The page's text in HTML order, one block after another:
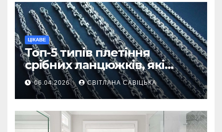
ЦІКАВЕ
Топ-5 типів плетіння
срібних ланцюжків, які
вважаються
найнадійнішими
06.04.2026 СВІТЛАНА САВІЦЬКА